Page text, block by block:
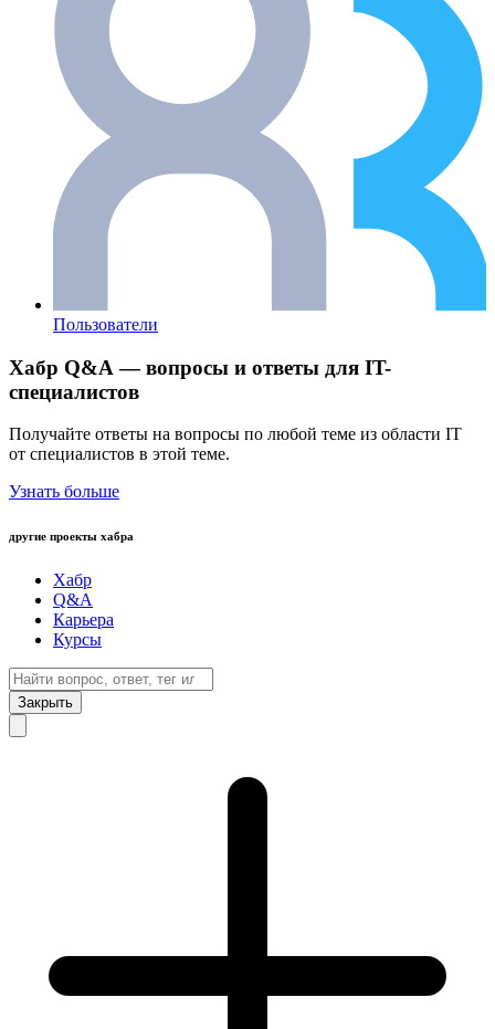
Пользователи
Хабр Q&A — вопросы и ответы для IT-
специалистов
Получайте ответы на вопросы по любой теме из области IT
от специалистов в этой теме.
Узнать больше
другие проекты хабра
Хабр
Q&A
Карьера
Курсы
Закрыть